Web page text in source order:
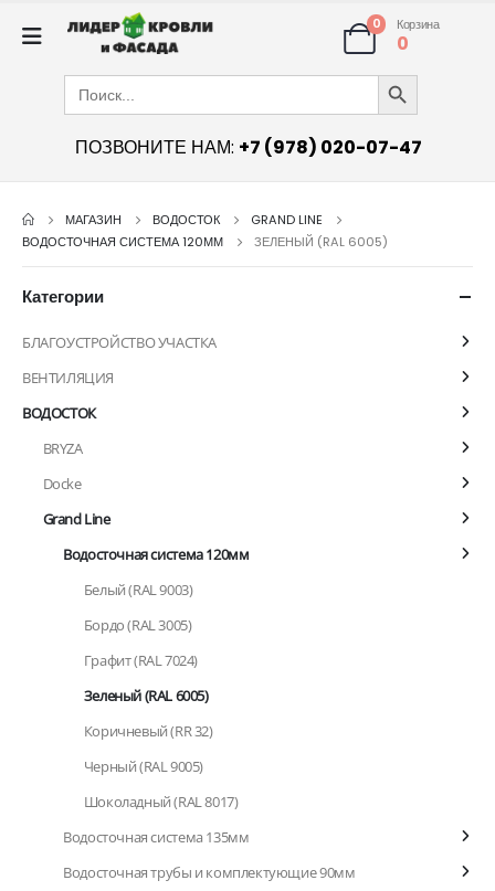
0 Корзина
0
Search
for:
Search Button
ПОЗВОНИТЕ НАМ: +7 (978) 020-07-47
МАГАЗИН ВОДОСТОК
GRAND LINE
ВОДОСТОЧНАЯ СИСТЕМА 120ММ
ЗЕЛЕНЫЙ (RAL 6005)
Категории
БЛАГОУСТРОЙСТВО УЧАСТКА
ВЕНТИЛЯЦИЯ
ВОДОСТОК
BRYZA
Docke
Grand Line
Водосточная система 120мм
Белый (RAL 9003)
Бордо (RAL 3005)
Графит (RAL 7024)
Зеленый (RAL 6005)
Коричневый (RR 32)
Черный (RAL 9005)
Шоколадный (RAL 8017)
Водосточная система 135мм
Водосточная трубы и комплектующие 90мм